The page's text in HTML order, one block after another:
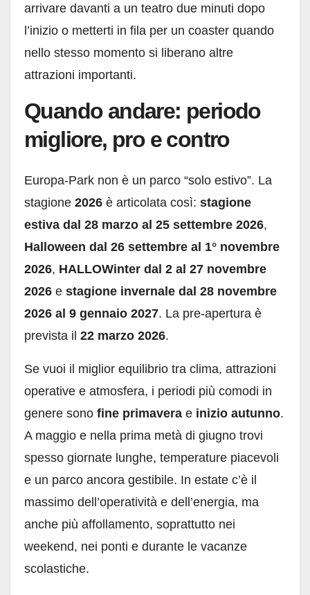
arrivare davanti a un teatro due minuti dopo
l’inizio o metterti in fila per un coaster quando
nello stesso momento si liberano altre
attrazioni importanti.
Quando andare: periodo
migliore, pro e contro
Europa-Park non è un parco “solo estivo”. La
stagione 2026 è articolata così: stagione
estiva dal 28 marzo al 25 settembre 2026,
Halloween dal 26 settembre al 1° novembre
2026, HALLOWinter dal 2 al 27 novembre
2026 e stagione invernale dal 28 novembre
2026 al 9 gennaio 2027. La pre-apertura è
prevista il 22 marzo 2026.
Se vuoi il miglior equilibrio tra clima, attrazioni
operative e atmosfera, i periodi più comodi in
genere sono fine primavera e inizio autunno.
A maggio e nella prima metà di giugno trovi
spesso giornate lunghe, temperature piacevoli
e un parco ancora gestibile. In estate c’è il
massimo dell’operatività e dell’energia, ma
anche più affollamento, soprattutto nei
weekend, nei ponti e durante le vacanze
scolastiche.